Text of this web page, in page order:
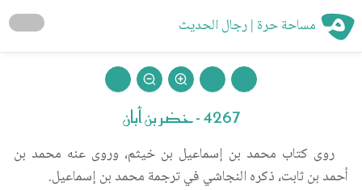
مساحة حرة | رجال الحديث
4267 - خضر بن أبان
روى كتاب محمد بن إسماعيل بن خيثم، وروى عنه محمد بن
أحمد بن ثابت، ذكره النجاشي في ترجمة محمد بن إسماعيل.